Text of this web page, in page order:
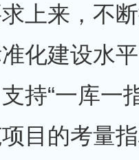
上来，不
化建设水
持“一库一
目的考量